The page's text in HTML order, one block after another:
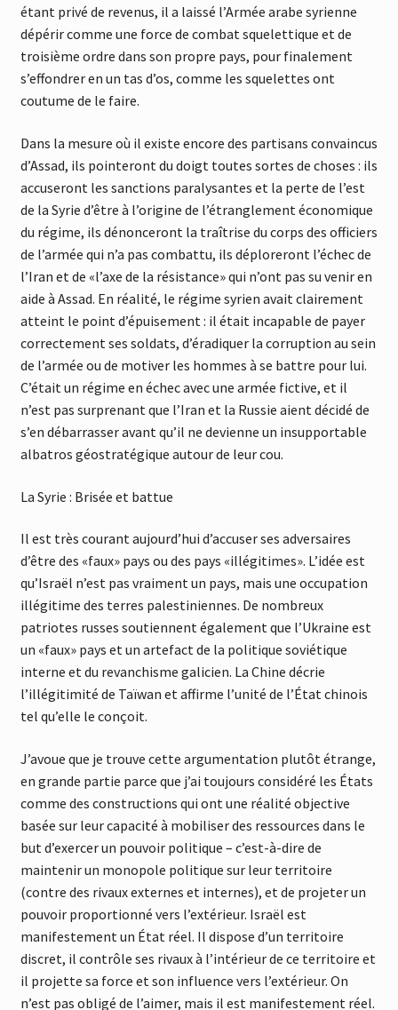
étant privé de revenus, il a laissé l’Armée arabe syrienne
dépérir comme une force de combat squelettique et de
troisième ordre dans son propre pays, pour finalement
s’effondrer en un tas d’os, comme les squelettes ont
coutume de le faire.
Dans la mesure où il existe encore des partisans convaincus
d’Assad, ils pointeront du doigt toutes sortes de choses : ils
accuseront les sanctions paralysantes et la perte de l’est
de la Syrie d’être à l’origine de l’étranglement économique
du régime, ils dénonceront la traîtrise du corps des officiers
de l’armée qui n’a pas combattu, ils déploreront l’échec de
l’Iran et de «l’axe de la résistance» qui n’ont pas su venir en
aide à Assad. En réalité, le régime syrien avait clairement
atteint le point d’épuisement : il était incapable de payer
correctement ses soldats, d’éradiquer la corruption au sein
de l’armée ou de motiver les hommes à se battre pour lui.
C’était un régime en échec avec une armée fictive, et il
n’est pas surprenant que l’Iran et la Russie aient décidé de
s’en débarrasser avant qu’il ne devienne un insupportable
albatros géostratégique autour de leur cou.
La Syrie : Brisée et battue
Il est très courant aujourd’hui d’accuser ses adversaires
d’être des «faux» pays ou des pays «illégitimes». L’idée est
qu’Israël n’est pas vraiment un pays, mais une occupation
illégitime des terres palestiniennes. De nombreux
patriotes russes soutiennent également que l’Ukraine est
un «faux» pays et un artefact de la politique soviétique
interne et du revanchisme galicien. La Chine décrie
l’illégitimité de Taïwan et affirme l’unité de l’État chinois
tel qu’elle le conçoit.
J’avoue que je trouve cette argumentation plutôt étrange,
en grande partie parce que j’ai toujours considéré les États
comme des constructions qui ont une réalité objective
basée sur leur capacité à mobiliser des ressources dans le
but d’exercer un pouvoir politique – c’est-à-dire de
maintenir un monopole politique sur leur territoire
(contre des rivaux externes et internes), et de projeter un
pouvoir proportionné vers l’extérieur. Israël est
manifestement un État réel. Il dispose d’un territoire
discret, il contrôle ses rivaux à l’intérieur de ce territoire et
il projette sa force et son influence vers l’extérieur. On
n’est pas obligé de l’aimer, mais il est manifestement réel.